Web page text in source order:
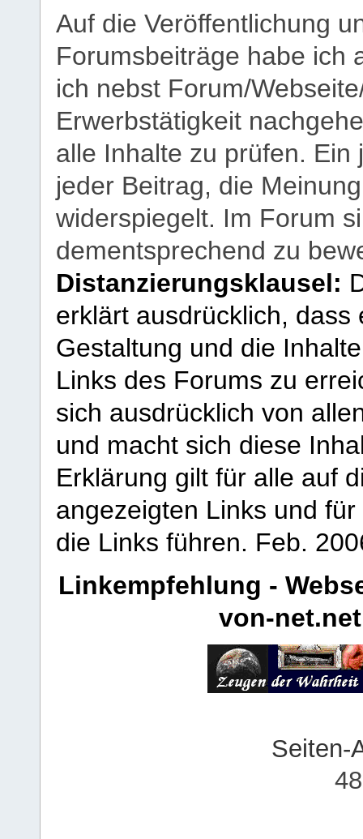
Auf die Veröffentlichung
Forumsbeiträge habe ich
ich nebst Forum/
Erwerbstätigkeit
alle Inhalte zu prüfen.
jeder Beitrag, die
widerspiegelt. Im Forum
dementsprechend zu
Distanzierungsklausel:
erklärt ausdrücklich,
Gestaltung und die
Links des Forums zu
sich ausdrücklich von
und macht sich diese
Erklärung gilt für alle auf
angezeigten Links und
die Links führen. Feb.
Linkempfehlung -
von-net.net
Seiten-